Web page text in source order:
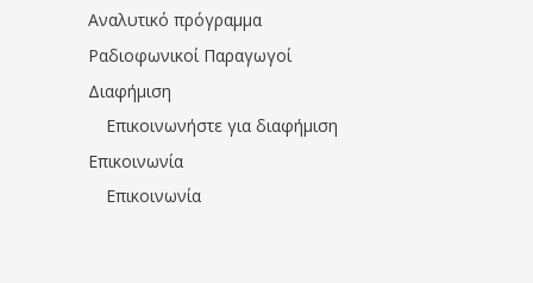
Αναλυτικό πρόγραμμα
Ραδιοφωνικοί Παραγωγοί
Διαφήμιση
Επικοινωνήστε για διαφήμιση
Επικοινωνία
Επικοινωνία